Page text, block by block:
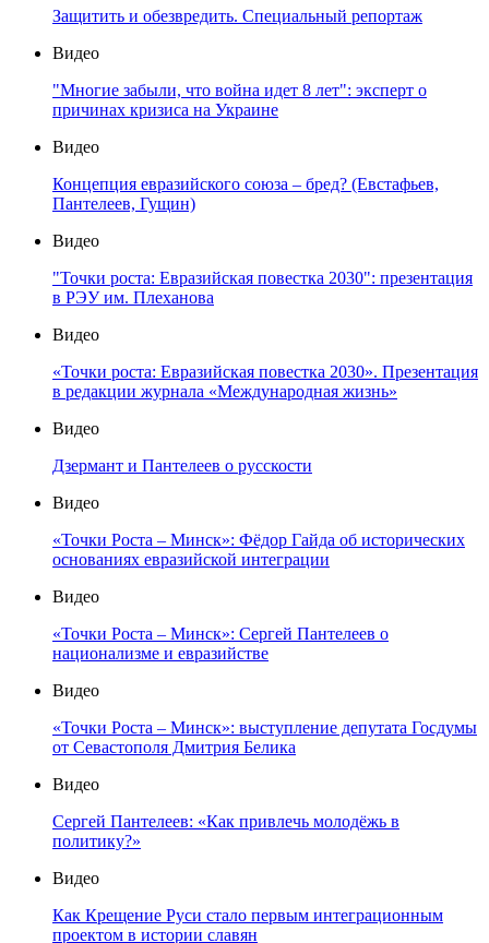
Защитить и обезвредить. Специальный репортаж
Видео
"Многие забыли, что война идет 8 лет": эксперт о
причинах кризиса на Украине
Видео
Концепция евразийского союза – бред? (Евстафьев,
Пантелеев, Гущин)
Видео
"Точки роста: Евразийская повестка 2030": презентация
в РЭУ им. Плеханова
Видео
«Точки роста: Евразийская повестка 2030». Презентация
в редакции журнала «Международная жизнь»
Видео
Дзермант и Пантелеев о русскости
Видео
«Точки Роста – Минск»: Фёдор Гайда об исторических
основаниях евразийской интеграции
Видео
«Точки Роста – Минск»: Сергей Пантелеев о
национализме и евразийстве
Видео
«Точки Роста – Минск»: выступление депутата Госдумы
от Севастополя Дмитрия Белика
Видео
Сергей Пантелеев: «Как привлечь молодёжь в
политику?»
Видео
Как Крещение Руси стало первым интеграционным
проектом в истории славян